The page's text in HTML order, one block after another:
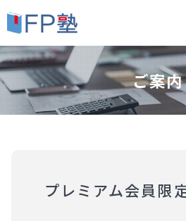
ご案内
プレミアム会員限